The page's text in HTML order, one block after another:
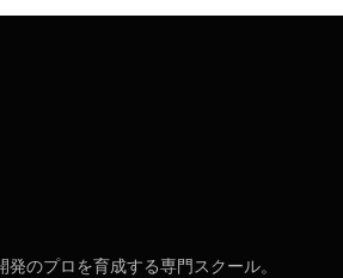
のプロを育成する専門スクール。